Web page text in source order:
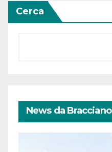
Cerca
News da Bracciano